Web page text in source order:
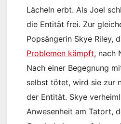
Lächeln erbt. Als Joel
die Entität frei. Zur
Popsängerin Skye Riley,
Problemen kämpft, nach
Nach einer Begegnung
selbst tötet, wird sie zur
der Entität. Skye
Anwesenheit am Tatort,